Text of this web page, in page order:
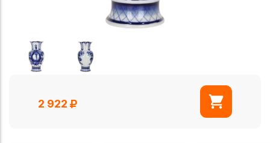
2 922